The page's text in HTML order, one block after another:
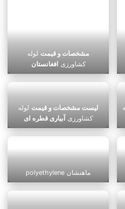
مشخصات و قیمت لوله
کشاورزی افغانستان
لیست مشخصات و قیمت لوله
کشاورزی
آبیاری قطره ای
polyethylene ماهنشان